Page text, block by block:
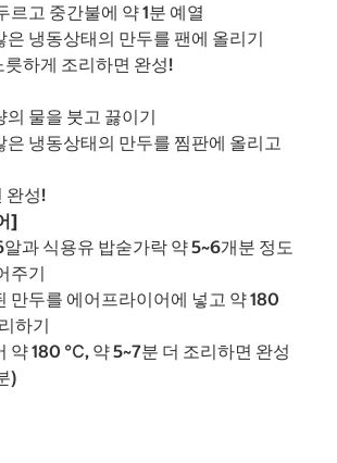
르고 중간불에 약 1분 예열
은 냉동상태의 만두를 팬에 올리기
릇하게 조리하면 완성!
의 물을 붓고 끓이기
은 냉동상태의 만두를 찜판에 올리고
완성!
]
과 식용유 밥숟가락 약 5~6개분 정도
주기
만두를 에어프라이어에 넣고 약 180
하기
약 180 ℃, 약 5~7분 더 조리하면 완성
)